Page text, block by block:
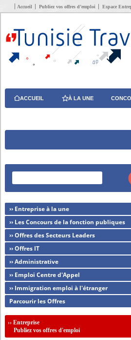
Accueil Publiez vos offres d’emploi Espace
ACCUEIL À LA UNE
›› Entreprise à la une
›› Les Concours de la fonction publiques
›› Offres des Secteurs Leaders
›› Offres IT
›› Administrative
›› Emploi Centre d'Appel
›› Immigration emploi à l'étranger
Parcourir les Offres
››Entreprise
Publiez vos offres d'emploi